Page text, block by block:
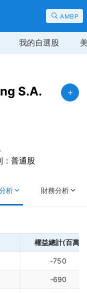
AMBP
我的自選股
S.A.
：普通股
析 財務分析
權益總計(百萬)
-750
-690